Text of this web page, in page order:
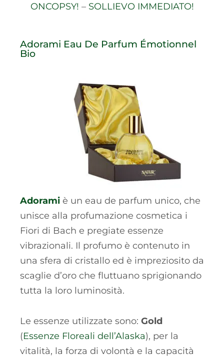
ONCOPSY! – SOLLIEVO IMMEDIATO!
Adorami Eau De Parfum Émotionnel
Bio
Adorami è un eau de parfum unico, che
unisce alla profumazione cosmetica i
Fiori di Bach e pregiate essenze
vibrazionali. Il profumo è contenuto in
una sfera di cristallo ed è impreziosito da
scaglie d’oro che fluttuano sprigionando
tutta la loro luminosità.
Le essenze utilizzate sono: Gold
(Essenze Floreali dell’Alaska), per la
vitalità, la forza di volontà e la capacità